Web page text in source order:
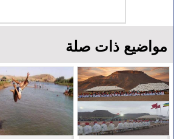
مواضيع ذات صلة